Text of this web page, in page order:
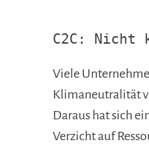
C2C: Nicht
Viele
Klimaneutralität
Daraus hat sich
Verzicht auf